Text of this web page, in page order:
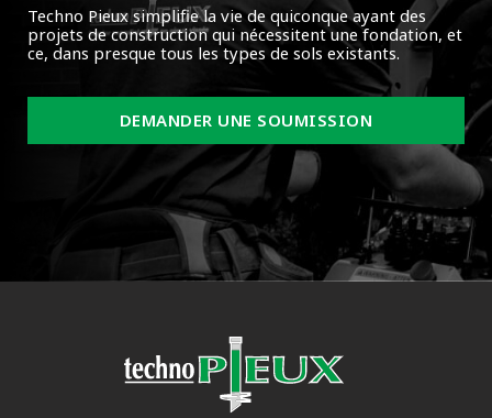
Techno Pieux simplifie la vie de quiconque ayant des
projets de construction qui nécessitent une fondation, et
ce, dans presque tous les types de sols existants.
DEMANDER UNE SOUMISSION